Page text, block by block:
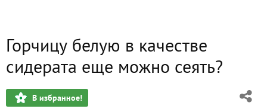
Горчицу белую в качестве
сидерата еще можно сеять?
В избранное!